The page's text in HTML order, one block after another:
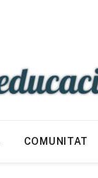
COMUNITAT